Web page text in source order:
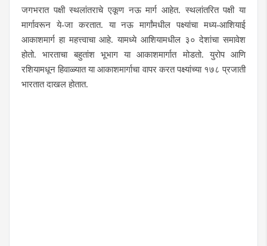
जगभरात पक्षी स्थलांतराचे एकूण नऊ मार्ग आहेत. स्थलांतरित पक्षी या
मार्गावरून ये-जा करतात. या नऊ मार्गांमधील पक्ष्यांचा मध्य-आशियाई
आकाशमार्ग हा महत्त्वाचा आहे. यामध्ये आशियामधील ३० देशांचा समावेश
होतो. भारताचा बहुतांश भूभाग या आकाशमार्गात मोडतो. युरोप आणि
रशियामधून हिवाळ्यात या आकाशमार्गाचा वापर करत पक्ष्यांच्या १७८ प्रजाती
भारतात दाखल होतात.